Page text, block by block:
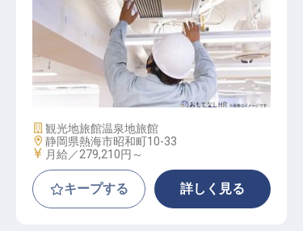
施設管理長候補
施設業態
観光地旅館温泉地旅館
勤務地
静岡県熱海市昭和町10-33
給与
月給／279,210円～
キープする 詳しく見る